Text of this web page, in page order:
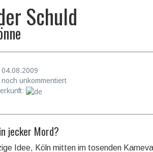
Schuld
unkommentiert
jecker Mord?
Idee, Köln mitten im tosenden